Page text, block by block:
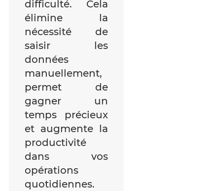
difficulté. Cela
élimine la
nécessité de
saisir les
données
manuellement,
permet de
gagner un
temps précieux
et augmente la
productivité
dans vos
opérations
quotidiennes.